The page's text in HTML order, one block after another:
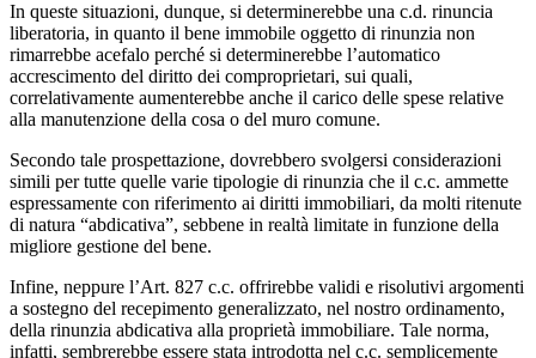
In queste situazioni, dunque, si determinerebbe una c.d. rinuncia
liberatoria, in quanto il bene immobile oggetto di rinunzia non
rimarrebbe acefalo perché si determinerebbe l’automatico
accrescimento del diritto dei comproprietari, sui quali,
correlativamente aumenterebbe anche il carico delle spese relative
alla manutenzione della cosa o del muro comune.
Secondo tale prospettazione, dovrebbero svolgersi considerazioni
simili per tutte quelle varie tipologie di rinunzia che il c.c. ammette
espressamente con riferimento ai diritti immobiliari, da molti ritenute
di natura “abdicativa”, sebbene in realtà limitate in funzione della
migliore gestione del bene.
Infine, neppure l’Art. 827 c.c. offrirebbe validi e risolutivi argomenti
a sostegno del recepimento generalizzato, nel nostro ordinamento,
della rinunzia abdicativa alla proprietà immobiliare. Tale norma,
infatti, sembrerebbe essere stata introdotta nel c.c. semplicemente